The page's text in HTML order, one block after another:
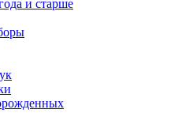
и старше